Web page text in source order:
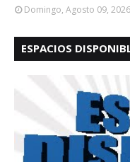
Domingo, Agosto 09, 2026
ESPACIOS